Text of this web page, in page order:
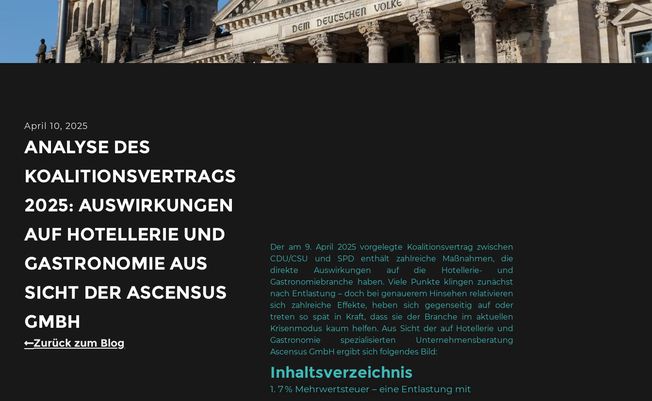
April 10, 2025
ANALYSE DES
KOALITIONSVERTRAGS
2025: AUSWIRKUNGEN
AUF HOTELLERIE UND
GASTRONOMIE AUS
SICHT DER ASCENSUS
GMBH
Zurück zum Blog
Der am 9. April 2025 vorgelegte Koalitionsvertrag zwischen
CDU/CSU und SPD enthält zahlreiche Maßnahmen, die
direkte Auswirkungen auf die Hotellerie- und
Gastronomiebranche haben. Viele Punkte klingen zunächst
nach Entlastung – doch bei genauerem Hinsehen relativieren
sich zahlreiche Effekte, heben sich gegenseitig auf oder
treten so spät in Kraft, dass sie der Branche im aktuellen
Krisenmodus kaum helfen. Aus Sicht der auf Hotellerie und
Gastronomie spezialisierten Unternehmensberatung
Ascensus GmbH ergibt sich folgendes Bild:
Inhaltsverzeichnis
1. 7 % Mehrwertsteuer – eine Entlastung mit